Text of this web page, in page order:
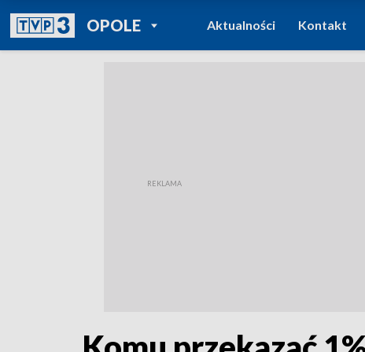
OPOLEPOWRÓT DO
TVP REGIONY
Aktualności Kontakt